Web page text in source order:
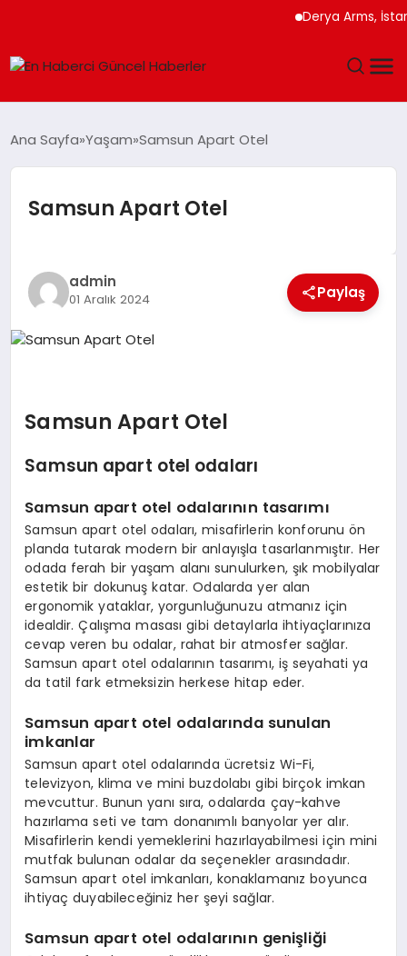
Derya Arms,
SPOR
SAĞLIK
MAGAZIN
EĞITIM
SIYASET
Ana Sayfa Yaşam Samsun Apart Otel
Samsun Apart Otel
admin
01 Aralık 2024 Paylaş
Samsun Apart Otel
Samsun apart otel odaları
Samsun apart otel odalarının tasarımı
Samsun apart otel odaları, misafirlerin konforunu ön
planda tutarak modern bir anlayışla tasarlanmıştır. Her
odada ferah bir yaşam alanı sunulurken, şık mobilyalar
estetik bir dokunuş katar. Odalarda yer alan
ergonomik yataklar, yorgunluğunuzu atmanız için
idealdir. Çalışma masası gibi detaylarla ihtiyaçlarınıza
cevap veren bu odalar, rahat bir atmosfer sağlar.
Samsun apart otel odalarının tasarımı, iş seyahati ya
da tatil fark etmeksizin herkese hitap eder.
Samsun apart otel odalarında sunulan
imkanlar
Samsun apart otel odalarında ücretsiz Wi-Fi,
televizyon, klima ve mini buzdolabı gibi birçok imkan
mevcuttur. Bunun yanı sıra, odalarda çay-kahve
hazırlama seti ve tam donanımlı banyolar yer alır.
Misafirlerin kendi yemeklerini hazırlayabilmesi için mini
mutfak bulunan odalar da seçenekler arasındadır.
Samsun apart otel imkanları, konaklamanız boyunca
ihtiyaç duyabileceğiniz her şeyi sağlar.
Samsun apart otel odalarının genişliği